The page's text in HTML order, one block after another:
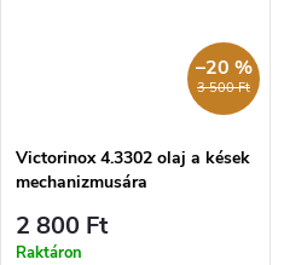
3 500 Ft
–20 %
Victorinox 4.3302 olaj a kések
mechanizmusára
2 800 Ft
Raktáron